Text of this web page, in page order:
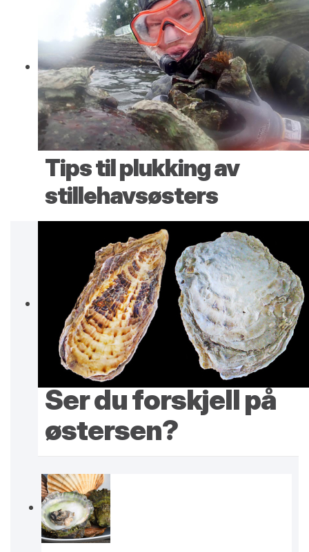
Tips til plukking av
stillehavsøsters
Ser du forskjell på
østersen?